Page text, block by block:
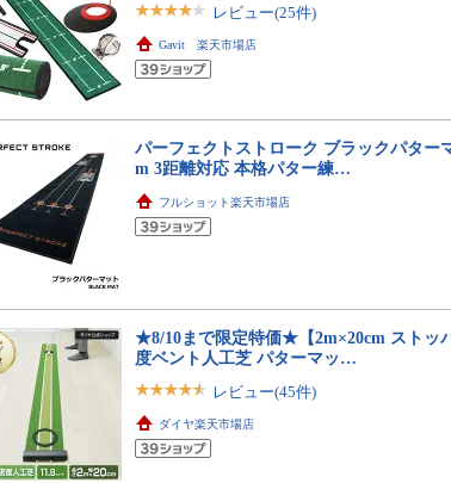
レビュー(25件)
Gavit 楽天市場店
パーフェクトストローク ブラックパター
m 3距離対応 本格パター練…
フルショット楽天市場店
★8/10まで限定特価★【2m×20cm ストッ
度ベント人工芝 パターマッ…
レビュー(45件)
ダイヤ楽天市場店